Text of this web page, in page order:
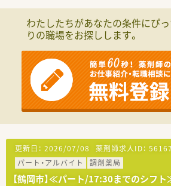
■鶴岡駅から車で10分の通勤便利なエ
完備しております。
■店内は清潔感がありあたたかみのあ
わたしたちがあなたの条件にぴ
りの職場をお探しします。
更新日： 2026/07/08 薬剤師求人ID：
パート・アルバイト
調剤薬局
【鶴岡市】≪パート/17:30までのシフ